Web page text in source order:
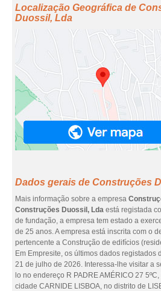
Localização Geográfica de
Duossil, Lda
Dados gerais de Construções
Mais informação sobre a empresa
Construções Duossil, Lda está registada
de fundação, a empresa tem estado a
de 25 anos. A empresa está inscrita com o
pertencente a Construção de edifícios
Em Empresite, os últimos dados registados
21 de julho de 2026. Interessa-lhe visitar a
lo no endereço R PADRE AMÉRICO 27
cidade CARNIDE LISBOA, no distrito de